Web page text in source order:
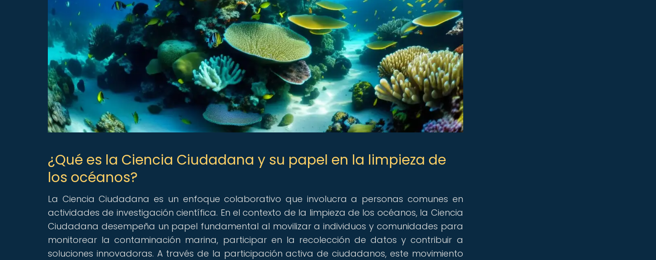
¿Qué es la Ciencia Ciudadana y su papel en la limpieza de
los océanos?
La Ciencia Ciudadana es un enfoque colaborativo que involucra a personas comunes en
actividades de investigación científica. En el contexto de la limpieza de los océanos, la Ciencia
Ciudadana desempeña un papel fundamental al movilizar a individuos y comunidades para
monitorear la contaminación marina, participar en la recolección de datos y contribuir a
soluciones innovadoras. A través de la participación activa de ciudadanos, este movimiento